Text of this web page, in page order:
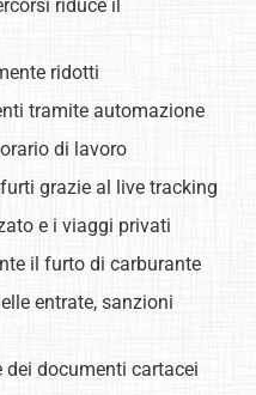
riduce il
ridotti
tramite automazione
di lavoro
grazie al live tracking
e i viaggi privati
il furto di carburante
entrate, sanzioni
documenti cartacei